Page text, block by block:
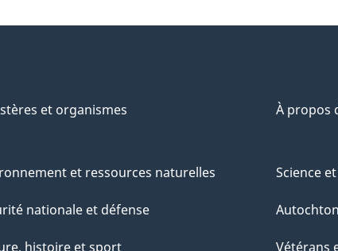
et organismes À propos
et ressources naturelles
nationale et défense
histoire et sport
Science
Vétérans